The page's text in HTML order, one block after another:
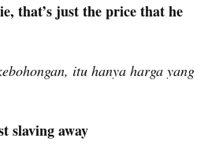
that’s just the price that he
itu hanya harga yang
slaving away